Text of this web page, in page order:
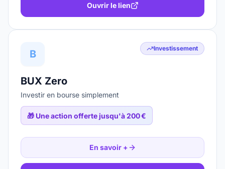
Ouvrir le lien
B Investissement
BUX Zero
Investir en bourse simplement
🎁 Une action offerte jusqu'à 200 €
En savoir +